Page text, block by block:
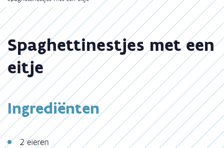
op
zoek?
Spaghettinestjes met een
eitje
Ingrediënten
2 eieren